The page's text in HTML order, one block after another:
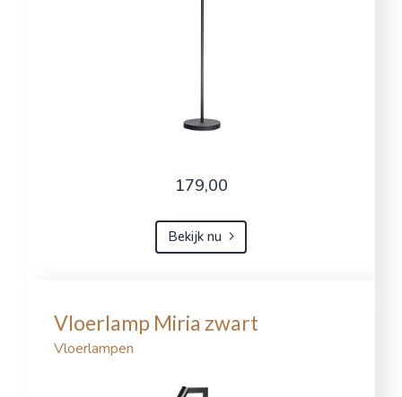
179,00
Bekijk nu
Vloerlamp Miria zwart
Vloerlampen